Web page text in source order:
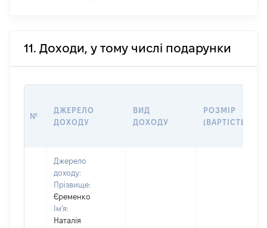
11. Доходи, у тому числі подарунки
№
ДЖЕРЕЛО
ДОХОДУ
ВИД
ДОХОДУ
РОЗМІР
(ВАРТІСТЬ)
Джерело
доходу:
Прізвище:
Єременко
Ім'я:
Наталія